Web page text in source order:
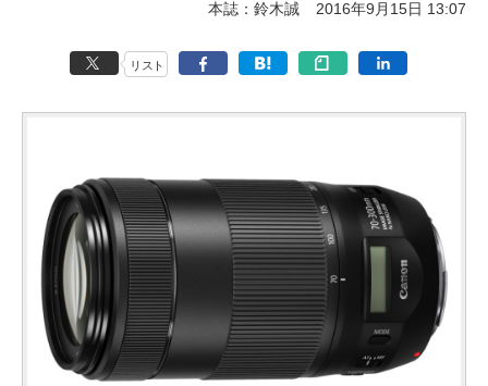
本誌：鈴木誠 2016年9月15日 13:07
リスト